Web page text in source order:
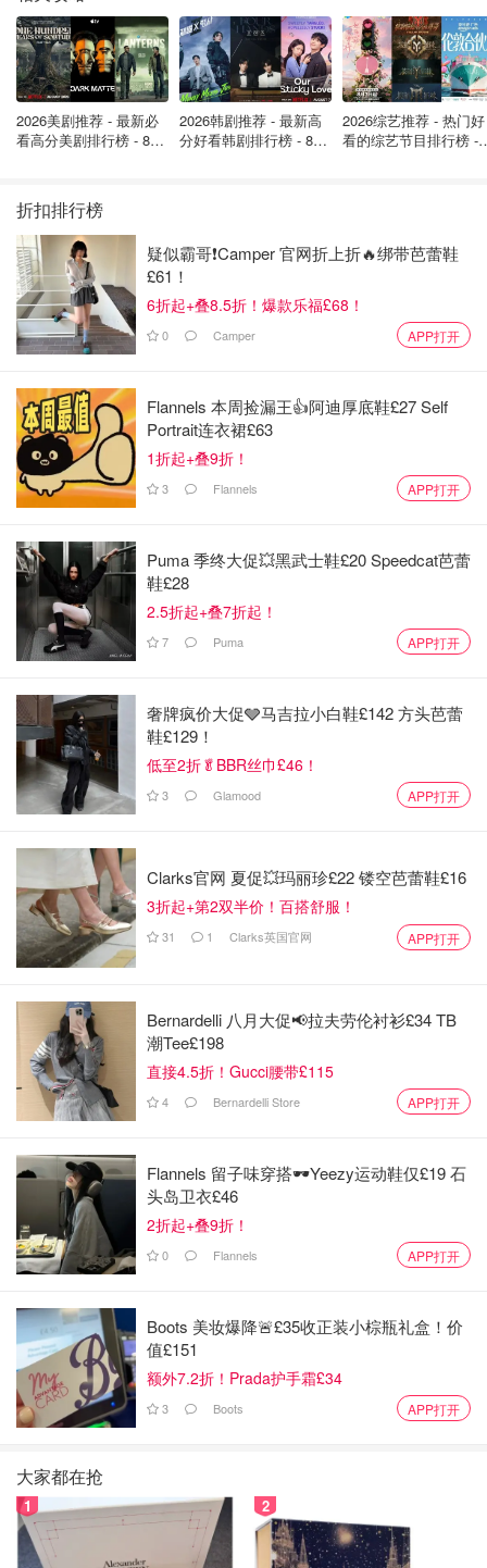
2026美剧推荐 - 最新必
看高分美剧排行榜 - 8月
2026韩剧推荐 - 最新高
分好看韩剧排行榜 - 8月
2026综艺推荐 - 热门好
看的综艺节目排行榜 -
折扣排行榜
疑似霸哥❗️Camper 官网折上折🔥绑带芭蕾鞋
£61！
6折起+叠8.5折！爆款乐福£68！
0 Camper APP打开
Flannels 本周捡漏王👍阿迪厚底鞋£27 Self
Portrait连衣裙£63
1折起+叠9折！
3 Flannels APP打开
Puma 季终大促💥黑武士鞋£20 Speedcat芭蕾
鞋£28
2.5折起+叠7折起！
7 Puma APP打开
奢牌疯价大促🩶马吉拉小白鞋£142 方头芭蕾
鞋£129！
低至2折🥬BBR丝巾£46！
3 Glamood APP打开
Clarks官网 夏促💥玛丽珍£22 镂空芭蕾鞋£16
3折起+第2双半价！百搭舒服！
31 1 Clarks英国官网 APP打开
Bernardelli 八月大促📢拉夫劳伦衬衫£34 TB
潮Tee£198
直接4.5折！Gucci腰带£115
4 Bernardelli Store APP打开
Flannels 留子味穿搭🕶️Yeezy运动鞋仅£19 石
头岛卫衣£46
2折起+叠9折！
0 Flannels APP打开
Boots 美妆爆降🚨£35收正装小棕瓶礼盒！价
值£151
额外7.2折！Prada护手霜£34
3 Boots APP打开
大家都在抢
1 2